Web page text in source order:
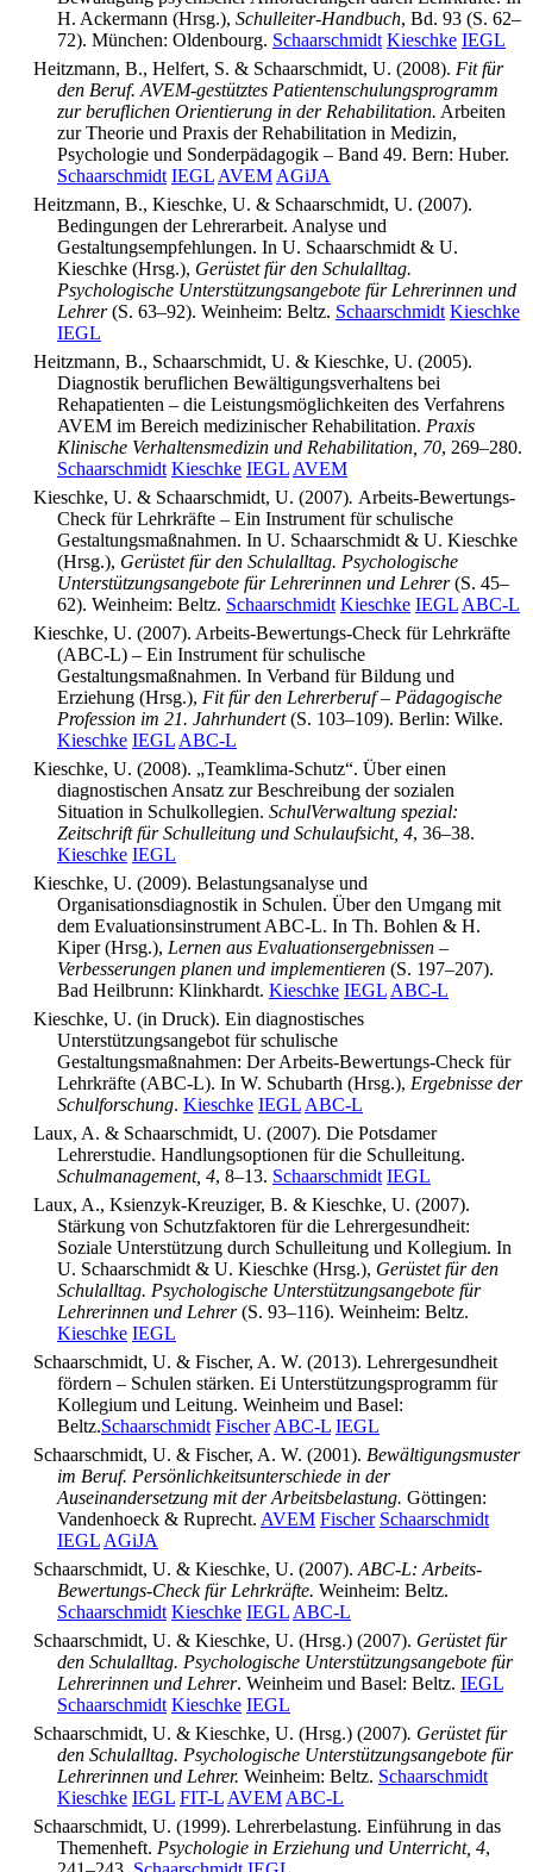
H. Ackermann (Hrsg.), Schulleiter-Handbuch, Bd. 93 (S. 62–
72). München: Oldenbourg. Schaarschmidt Kieschke IEGL
Heitzmann, B., Helfert, S. & Schaarschmidt, U. (2008). Fit für
den Beruf. AVEM-gestütztes Patientenschulungsprogramm
zur beruflichen Orientierung in der Rehabilitation. Arbeiten
zur Theorie und Praxis der Rehabilitation in Medizin,
Psychologie und Sonderpädagogik – Band 49. Bern: Huber.
Schaarschmidt IEGL AVEM AGiJA
Heitzmann, B., Kieschke, U. & Schaarschmidt, U. (2007).
Bedingungen der Lehrerarbeit. Analyse und
Gestaltungsempfehlungen. In U. Schaarschmidt & U.
Kieschke (Hrsg.), Gerüstet für den Schulalltag.
Psychologische Unterstützungsangebote für Lehrerinnen und
Lehrer(S. 63–92). Weinheim: Beltz. Schaarschmidt Kieschke
IEGL
Heitzmann, B., Schaarschmidt, U. & Kieschke, U. (2005).
Diagnostik beruflichen Bewältigungsverhaltens bei
Rehapatienten – die Leistungsmöglichkeiten des Verfahrens
AVEM im Bereich medizinischer Rehabilitation. Praxis
Klinische Verhaltensmedizin und Rehabilitation, 70, 269–280.
Schaarschmidt Kieschke IEGL AVEM
Kieschke, U. & Schaarschmidt, U. (2007). Arbeits-Bewertungs-
Check für Lehrkräfte – Ein Instrument für schulische
Gestaltungsmaßnahmen. In U. Schaarschmidt & U. Kieschke
(Hrsg.), Gerüstet für den Schulalltag. Psychologische
Unterstützungsangebote für Lehrerinnen und Lehrer(S. 45–
62). Weinheim: Beltz. Schaarschmidt Kieschke IEGL ABC-L
Kieschke, U. (2007). Arbeits-Bewertungs-Check für Lehrkräfte
(ABC-L) – Ein Instrument für schulische
Gestaltungsmaßnahmen. In Verband für Bildung und
Erziehung (Hrsg.), Fit für den Lehrerberuf – Pädagogische
Profession im 21. Jahrhundert(S. 103–109). Berlin: Wilke.
Kieschke IEGL ABC-L
Kieschke, U. (2008). „Teamklima-Schutz“. Über einen
diagnostischen Ansatz zur Beschreibung der sozialen
Situation in Schulkollegien. SchulVerwaltung spezial:
Zeitschrift für Schulleitung und Schulaufsicht, 4, 36–38.
Kieschke IEGL
Kieschke, U. (2009). Belastungsanalyse und
Organisationsdiagnostik in Schulen. Über den Umgang mit
dem Evaluationsinstrument ABC-L. In Th. Bohlen & H.
Kiper (Hrsg.), Lernen aus Evaluationsergebnissen –
Verbesserungen planen und implementieren (S. 197–207).
Bad Heilbrunn: Klinkhardt. Kieschke IEGL ABC-L
Kieschke, U. (in Druck). Ein diagnostisches
Unterstützungsangebot für schulische
Gestaltungsmaßnahmen: Der Arbeits-Bewertungs-Check für
Lehrkräfte (ABC-L). In W. Schubarth (Hrsg.), Ergebnisse der
Schulforschung. Kieschke IEGL ABC-L
Laux, A. & Schaarschmidt, U. (2007). Die Potsdamer
Lehrerstudie. Handlungsoptionen für die Schulleitung.
Schulmanagement, 4, 8–13. Schaarschmidt IEGL
Laux, A., Ksienzyk-Kreuziger, B. & Kieschke, U. (2007).
Stärkung von Schutzfaktoren für die Lehrergesundheit:
Soziale Unterstützung durch Schulleitung und Kollegium. In
U. Schaarschmidt & U. Kieschke (Hrsg.), Gerüstet für den
Schulalltag. Psychologische Unterstützungsangebote für
Lehrerinnen und Lehrer(S. 93–116). Weinheim: Beltz.
Kieschke IEGL
Schaarschmidt, U. & Fischer, A. W. (2013). Lehrergesundheit
fördern – Schulen stärken. Ei Unterstützungsprogramm für
Kollegium und Leitung. Weinheim und Basel:
Beltz.Schaarschmidt Fischer ABC-L IEGL
Schaarschmidt, U. & Fischer, A. W. (2001). Bewältigungsmuster
im Beruf. Persönlichkeitsunterschiede in der
Auseinandersetzung mit der Arbeitsbelastung. Göttingen:
Vandenhoeck & Ruprecht. AVEM Fischer Schaarschmidt
IEGL AGiJA
Schaarschmidt, U. & Kieschke, U. (2007). ABC-L: Arbeits-
Bewertungs-Check für Lehrkräfte. Weinheim: Beltz.
Schaarschmidt Kieschke IEGL ABC-L
Schaarschmidt, U. & Kieschke, U. (Hrsg.) (2007). Gerüstet für
den Schulalltag. Psychologische Unterstützungsangebote für
Lehrerinnen und Lehrer. Weinheim und Basel: Beltz. IEGL
Schaarschmidt Kieschke IEGL
Schaarschmidt, U. & Kieschke, U. (Hrsg.) (2007). Gerüstet für
den Schulalltag. Psychologische Unterstützungsangebote für
Lehrerinnen und Lehrer. Weinheim: Beltz. Schaarschmidt
Kieschke IEGL FIT-L AVEM ABC-L
Schaarschmidt, U. (1999). Lehrerbelastung. Einführung in das
Themenheft. Psychologie in Erziehung und Unterricht, 4,